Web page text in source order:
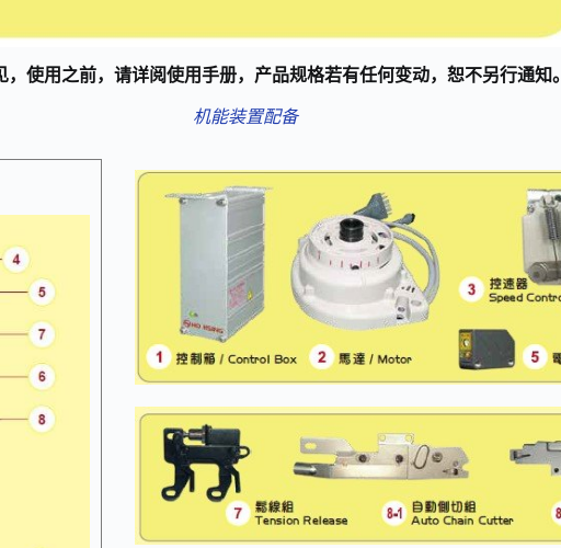
，使用之前，请详阅使用手册，产品规格若有任何变动，恕不另行通知。
机能装置配备